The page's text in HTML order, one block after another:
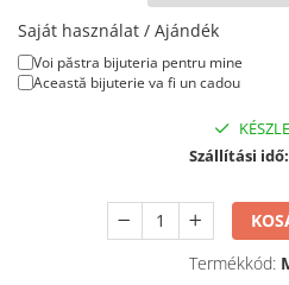
Nyaklánc / Medál
Fülbevaló
Ékszer szett
Saját használat / Ajándék
Voi păstra bijuteria pentru mine
Această bijuterie va fi un cadou
Szállítási idő:
Termékkód: